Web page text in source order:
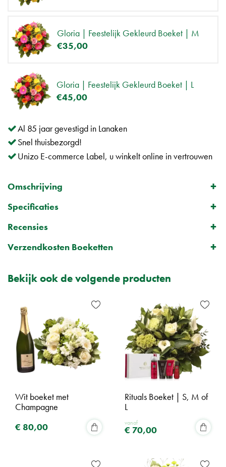
Gloria | Feestelijk Gekleurd Boeket | M
€35,00
Gloria | Feestelijk Gekleurd Boeket | L
€45,00
Al 85 jaar gevestigd in Lanaken
Snel thuisbezorgd!
Unizo E-commerce Label, u winkelt online in vertrouwen
Omschrijving
Specificaties
Recensies
Verzendkosten Boeketten
Bekijk ook de volgende producten
Wit boeket met
Champagne
€ 80,00
Rituals Boeket | S, M of
L
vanaf
€ 70,00